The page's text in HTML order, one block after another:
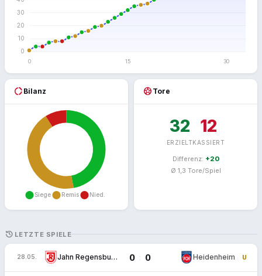
donut_large Bilanz sports_soccer Tore
32
ERZIELT
12
KASSIERT
Differenz: +20
Ø 1,3 Tore/Spiel
HISTORY LETZTE SPIELE
28.05. Jahn Regensburg 0 : 0 Heidenheim U